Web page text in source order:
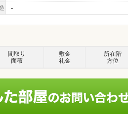
-
間取り
面積
敷金
礼金
所在階
方位